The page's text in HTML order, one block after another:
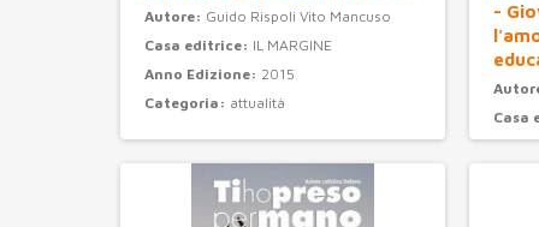
Autore: Guido Rispoli Vito Mancuso
Casa editrice: IL MARGINE
Anno Edizione: 2015
Categoria: attualità
-
Casa
Anno